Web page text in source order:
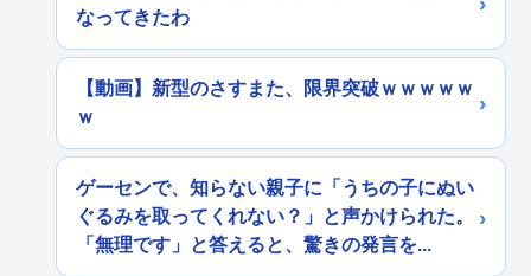
なってきたわ
【動画】新型のさすまた、限界突破ｗｗｗｗｗ
ｗ
ゲーセンで、知らない親子に「うちの子にぬい
ぐるみを取ってくれない？」と声かけられた。
「無理です」と答えると、驚きの発言を...